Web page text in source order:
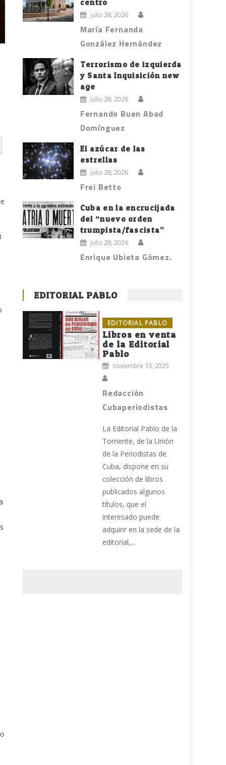
centro
julio 28, 2026
María Fernanda
González Hernández
Terrorismo de izquierda
y Santa Inquisición new
age
julio 28, 2026
Fernando Buen Abad
Domínguez
El azúcar de las
estrellas
julio 28, 2026
Frei Betto
Cuba en la encrucijada
del “nuevo orden
trumpista/fascista”
julio 28, 2026
Enrique Ubieta Gómez.
EDITORIAL PABLO
EDITORIAL PABLO
Libros en venta
de la Editorial
Pablo
noviembre 13, 2025
Redacción
Cubaperiodistas
La Editorial Pablo de la
Torriente, de la Unión
de la Periodistas de
Cuba, dispone en su
colección de libros
publicados algunos
títulos, que el
interesado puede
adquirir en la sede de la
editorial,...